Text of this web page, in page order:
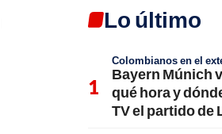
Lo último
Colombianos en el
Bayern Múnich
qué hora y
TV el partido de